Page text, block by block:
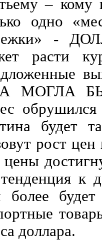
– кому
одно
-
расти
МОГЛА БЫ
будет
рост цен
цены
к
более будет
доллара.